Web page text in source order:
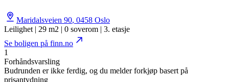
Maridalsveien 90, 0458 Oslo
Leilighet | 29 m2 | 0 soverom | 3. etasje
Se boligen på finn.no
1
Forhåndsvarsling
Budrunden er ikke ferdig, og du melder forkjøp basert på
prisantydning